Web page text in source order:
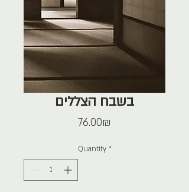
בשבח הצללים
‏76.00 ‏₪
Quantity *